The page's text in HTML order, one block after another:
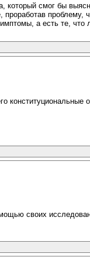
который смог бы
проблему,
а есть те, что
своих